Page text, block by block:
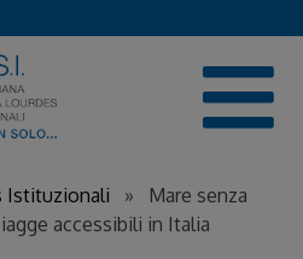
Istituzionali » Mare senza
accessibili in Italia